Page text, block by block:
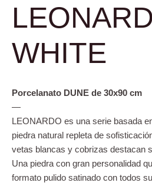
WHITE
Porcelanato DUNE de 30x90 cm
—
LEONARDO es una serie basada
piedra natural repleta de
vetas blancas y cobrizas destacan
Una piedra con gran personalidad
formato pulido satinado con todos